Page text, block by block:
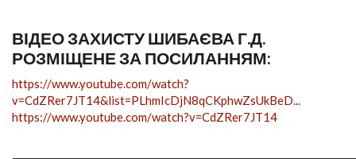
ВІДЕО ЗАХИСТУ ШИБАЄВА Г.Д.
РОЗМІЩЕНЕ ЗА ПОСИЛАННЯМ:
https://www.youtube.com/watch?
v=CdZRer7JT14&list=PLhmIcDjN8qCKphwZsUkBeD...
https://www.youtube.com/watch?v=CdZRer7JT14